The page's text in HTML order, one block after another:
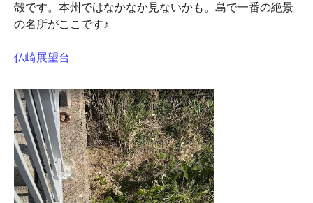
殻です。本州ではなかなか見ないかも。島で一番の絶景
の名所がここです♪
仏崎展望台